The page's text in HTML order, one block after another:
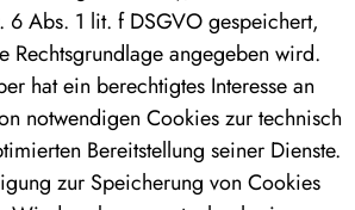
6 Abs. 1 lit. f DSGVO gespeichert,
Rechtsgrundlage angegeben wird.
hat ein berechtigtes Interesse an
notwendigen Cookies zur technisch
Bereitstellung seiner Dienste.
zur Speicherung von Cookies